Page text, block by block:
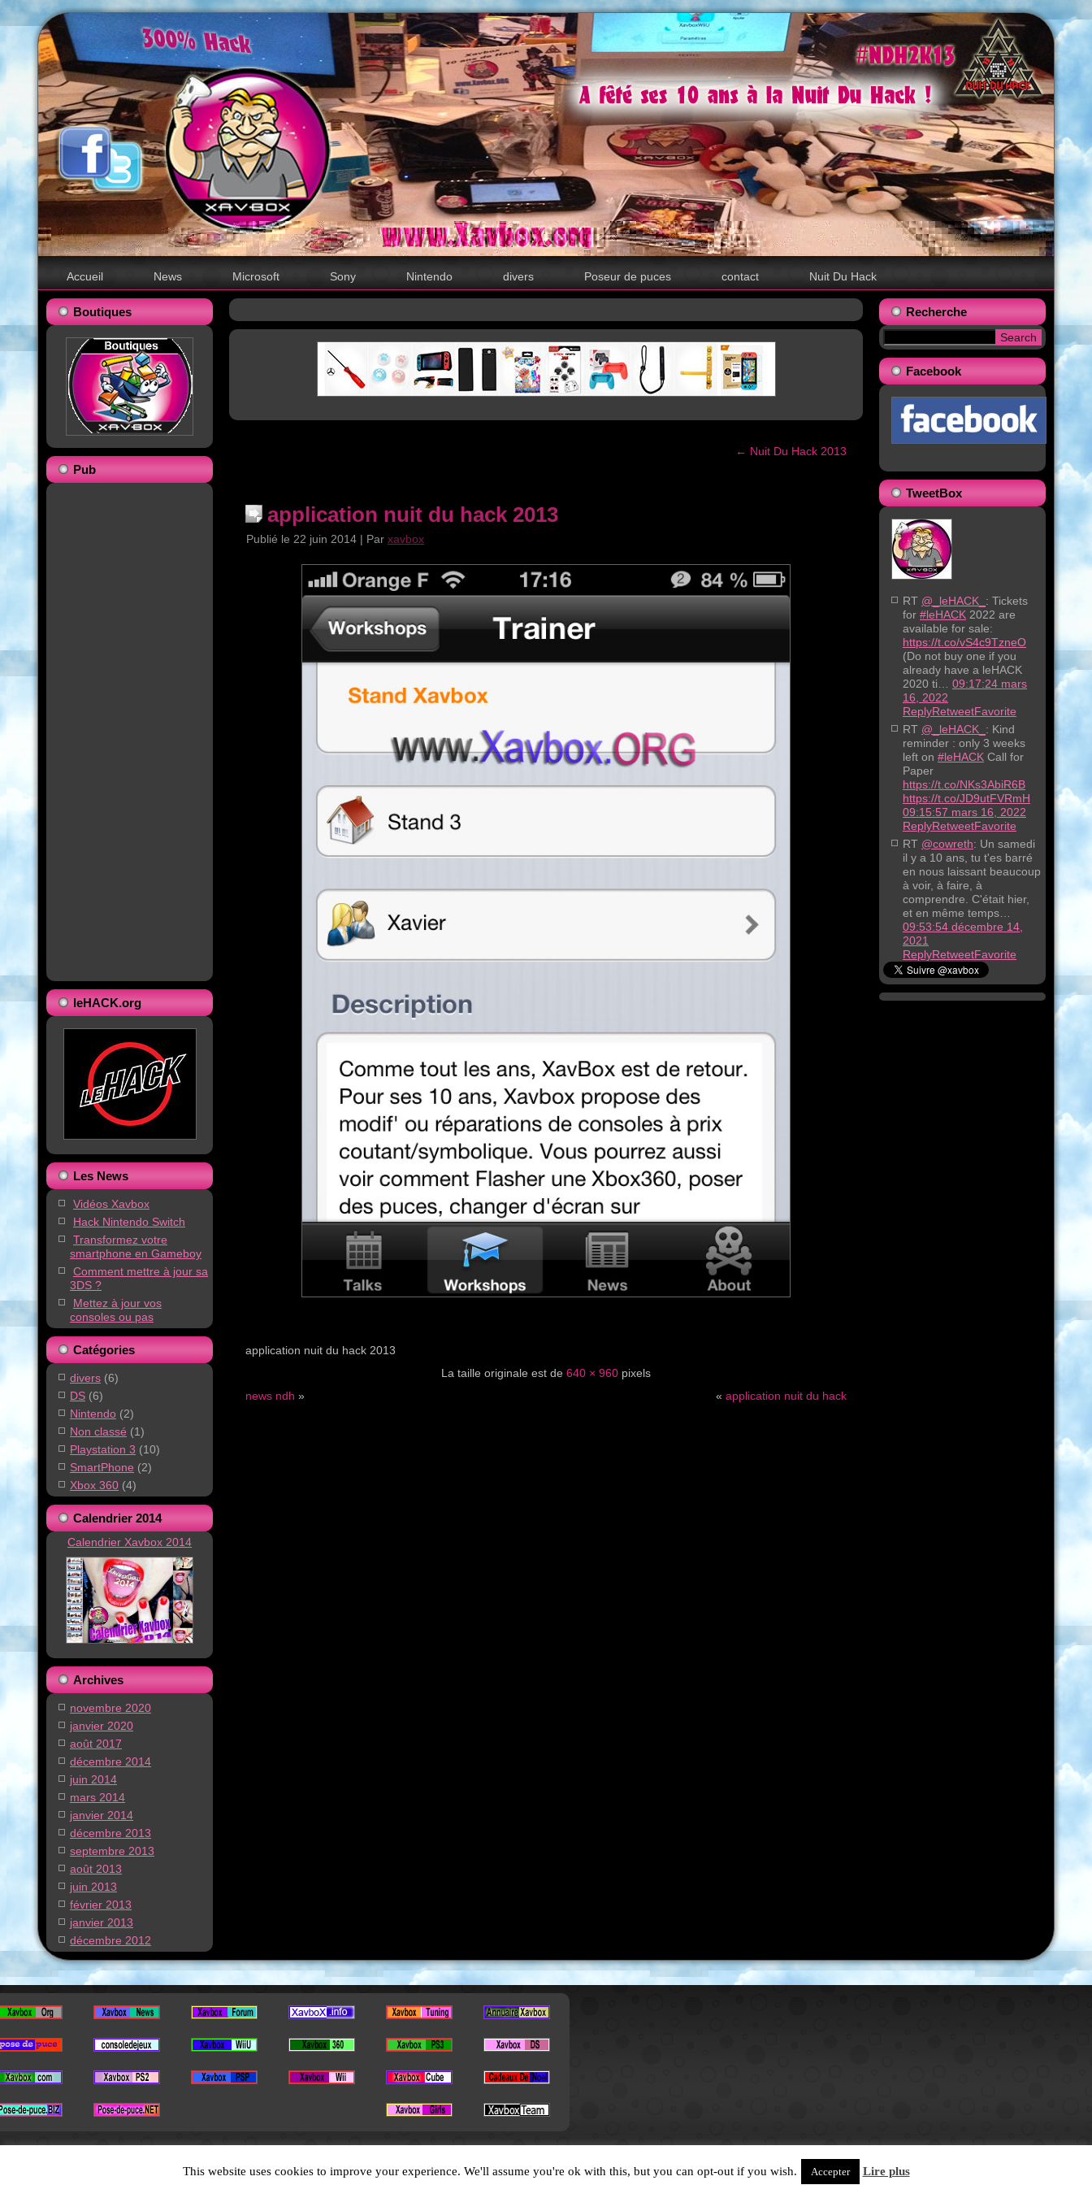
Accueil News Microsoft Sony Nintendo divers Poseur de puces contact Nuit Du Hack
Boutiques
Pub
leHACK.org
Les News
Vidéos Xavbox
Hack Nintendo Switch
Transformez votre
smartphone en Gameboy
Comment mettre à jour sa
3DS ?
Mettez à jour vos
consoles ou pas
Catégories
divers (6)
DS (6)
Nintendo (2)
Non classé (1)
Playstation 3 (10)
SmartPhone (2)
Xbox 360 (4)
Calendrier 2014
Calendrier Xavbox 2014
Archives
novembre 2020
janvier 2020
août 2017
décembre 2014
juin 2014
mars 2014
janvier 2014
décembre 2013
septembre 2013
août 2013
juin 2013
février 2013
janvier 2013
décembre 2012
← Nuit Du Hack 2013
application nuit du hack 2013
Publié le 22 juin 2014 | Par xavbox
application nuit du hack 2013
La taille originale est de 640 × 960 pixels
news ndh » « application nuit du hack
Recherche
Facebook
TweetBox
RT @_leHACK_ : Tickets
for #leHACK 2022 are
available for sale:
https://t.co/vS4c9TzneO
(Do not buy one if you
already have a leHACK
2020 ti…
09:17:24 mars
16, 2022
ReplyRetweetFavorite
RT @_leHACK_ : Kind
reminder : only 3 weeks
left on #leHACK Call for
Paper
https://t.co/NKs3AbiR6B
https://t.co/JD9utFVRmH
09:15:57 mars 16, 2022
ReplyRetweetFavorite
RT @cowreth: Un samedi
il y a 10 ans, tu t'es barré
en nous laissant beaucoup
à voir, à faire, à
comprendre. C'était hier,
et en même temps…
09:53:54 décembre 14,
2021
ReplyRetweetFavorite
Designed byXavFun .
This website uses cookies to improve your experience. We'll assume you're ok with this, but you can opt-out if you wish. Accepter Lire plus